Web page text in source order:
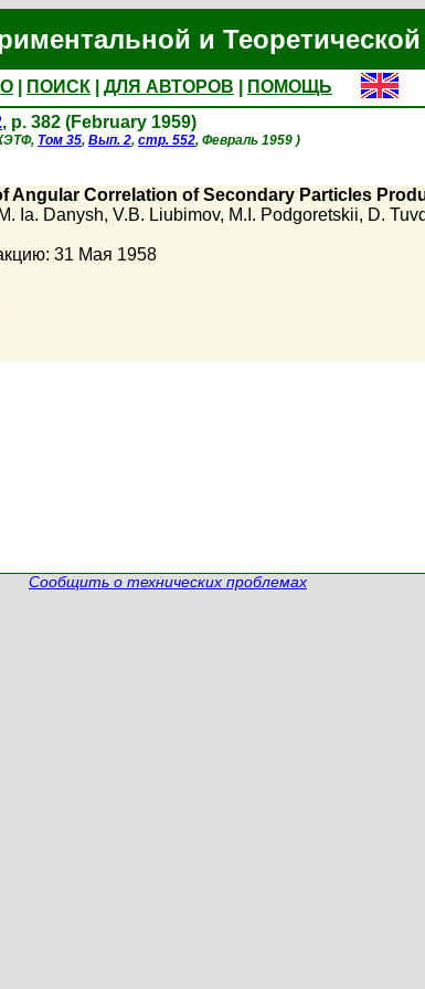
и
ПОИСК ДЛЯ АВТОРОВ
ПОМОЩЬ
, p. 382 (February 1959)
Том 35, Вып. 2, стр. 552, Февраль 1959 )
Angular Correlation of Secondary Particles
Ia. Danysh, V.B. Liubimov, M.I. Podgoretskii, D.
31 Мая 1958
Сообщить о технических проблемах